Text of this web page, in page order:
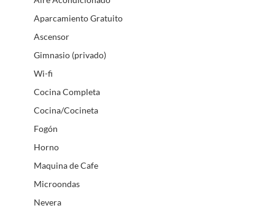
Aparcamiento Gratuito
Ascensor
Gimnasio (privado)
Wi-fi
Cocina Completa
Cocina/Cocineta
Fogón
Horno
Maquina de Cafe
Microondas
Nevera